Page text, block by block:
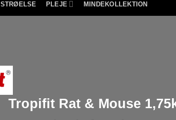
STRØELSE PLEJE MINDEKOLLEKTION
Tropifit Rat & Mouse